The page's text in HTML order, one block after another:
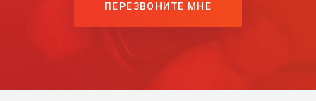
ПЕРЕЗВОНИТЕ МНЕ